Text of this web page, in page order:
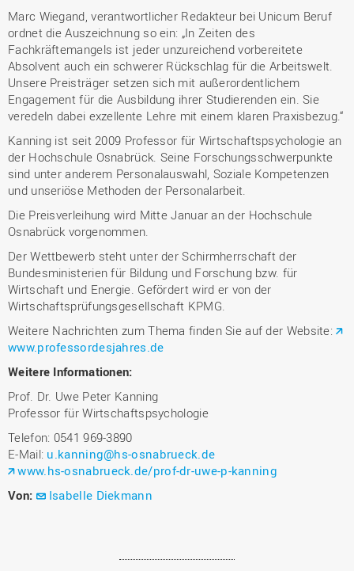
Marc Wiegand, verantwortlicher Redakteur bei Unicum Beruf
ordnet die Auszeichnung so ein: „In Zeiten des
Fachkräftemangels ist jeder unzureichend vorbereitete
Absolvent auch ein schwerer Rückschlag für die Arbeitswelt.
Unsere Preisträger setzen sich mit außerordentlichem
Engagement für die Ausbildung ihrer Studierenden ein. Sie
veredeln dabei exzellente Lehre mit einem klaren Praxisbezug.“
Kanning ist seit 2009 Professor für Wirtschaftspsychologie an
der Hochschule Osnabrück. Seine Forschungsschwerpunkte
sind unter anderem Personalauswahl, Soziale Kompetenzen
und unseriöse Methoden der Personalarbeit.
Die Preisverleihung wird Mitte Januar an der Hochschule
Osnabrück vorgenommen.
Der Wettbewerb steht unter der Schirmherrschaft der
Bundesministerien für Bildung und Forschung bzw. für
Wirtschaft und Energie. Gefördert wird er von der
Wirtschaftsprüfungsgesellschaft KPMG.
Weitere Nachrichten zum Thema finden Sie auf der Website:
www.professordesjahres.de
Weitere Informationen:
Prof. Dr. Uwe Peter Kanning
Professor für Wirtschaftspsychologie
Telefon: 0541 969-3890
E-Mail: u.kanning@hs-osnabrueck.de
www.hs-osnabrueck.de/prof-dr-uwe-p-kanning
Von:
Isabelle Diekmann